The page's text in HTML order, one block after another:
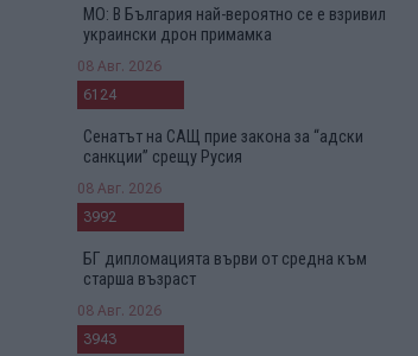
МО: В България най-вероятно се е взривил
украински дрон примамка
08 Авг. 2026
6124
Сенатът на САЩ прие закона за “адски
санкции” срещу Русия
08 Авг. 2026
3992
БГ дипломацията върви от средна към
старша възраст
08 Авг. 2026
3943